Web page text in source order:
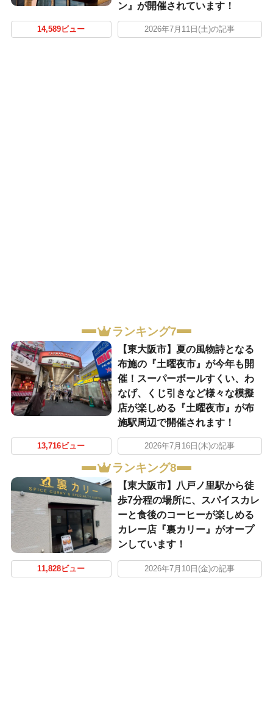
ン』が開催されています！
14,589ビュー 2026年7月11日(土)の記事
ランキング7
【東大阪市】夏の風物詩となる
布施の『土曜夜市』が今年も開
催！スーパーボールすくい、わ
なげ、くじ引きなど様々な模擬
店が楽しめる『土曜夜市』が布
施駅周辺で開催されます！
13,716ビュー 2026年7月16日(木)の記事
ランキング8
【東大阪市】八戸ノ里駅から徒
歩7分程の場所に、スパイスカレ
ーと食後のコーヒーが楽しめる
カレー店『裏カリー』がオープ
ンしています！
11,828ビュー 2026年7月10日(金)の記事